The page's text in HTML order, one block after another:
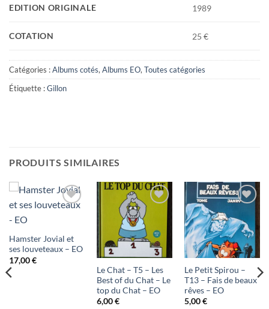
EDITION ORIGINALE 1989
COTATION 25 €
Catégories :Albums cotés,Albums EO,Toutes catégories
Étiquette :Gillon
PRODUITS SIMILAIRES
liste
Hamster Jovial et
ses louveteaux – EO
17,00€
Ajouter
à ma
liste
Le Chat – T5 – Les
Best of du Chat – Le
top du Chat – EO
6,00€
Ajouter
à ma
liste
Le Petit Spirou –
T13 – Fais de beaux
rêves – EO
5,00€